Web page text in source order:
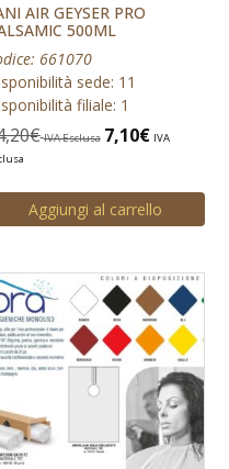
AIR GEYSER PRO
500ML
661070
sede: 11
filiale: 1
€ IVA Esclusa 7,10€ IVA
Aggiungi al carrello